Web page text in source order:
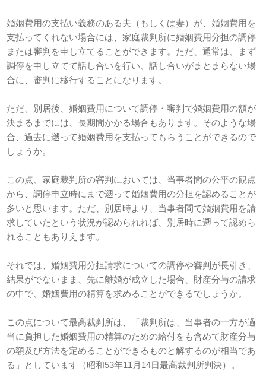
婚姻費用の支払い義務のある夫（もしくは妻）が、婚姻費用を
支払ってくれない場合には、家庭裁判所に婚姻費用分担の調停
または審判を申し立てることができます。ただ、通常は、まず
調停を申し立てて話し合いを行い、話し合いがまとまらない場
合に、審判に移行することになります。
ただ、別居後、婚姻費用について調停・審判で婚姻費用の額が
決まるまでには、長期間かかる場合もあります。そのような場
合、過去に遡って婚姻費用を支払ってもらうことができるので
しょうか。
この点、家庭裁判所の審判においては、当事者間の公平の観点
から、調停申立時にまで遡って婚姻費用の分担を認めることが
多いと思います。ただ、別居時より、当事者間で婚姻費用を請
求していたという状況が認められれば、別居時に遡って認めら
れることもありえます。
それでは、婚姻費用分担請求についての調停や審判が長引き、
結果がでないまま、先に離婚が成立した場合、財産分与の請求
の中で、婚姻費用の精算を求めることができるでしょうか。
この点について最高裁判所は、「裁判所は、当事者の一方が過
当に負担した婚姻費用の精算のための給付をも含めて財産分与
の額及び方法を定めることができるものと解するのが相当であ
る」としています（昭和53年11月14日最高裁判所判決）。